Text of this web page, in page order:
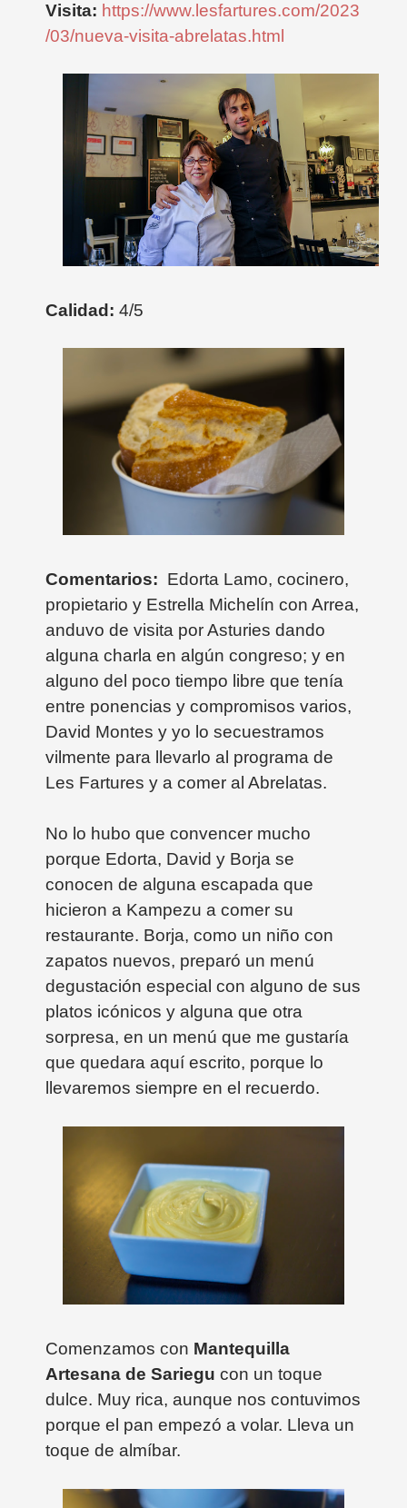
Visita: https://www.lesfartures.com/2023
/03/nueva-visita-abrelatas.html
Calidad: 4/5
Comentarios: Edorta Lamo, cocinero,
propietario y Estrella Michelín con Arrea,
anduvo de visita por Asturies dando
alguna charla en algún congreso; y en
alguno del poco tiempo libre que tenía
entre ponencias y compromisos varios,
David Montes y yo lo secuestramos
vilmente para llevarlo al programa de
Les Fartures y a comer al Abrelatas.
No lo hubo que convencer mucho
porque Edorta, David y Borja se
conocen de alguna escapada que
hicieron a Kampezu a comer su
restaurante. Borja, como un niño con
zapatos nuevos, preparó un menú
degustación especial con alguno de sus
platos icónicos y alguna que otra
sorpresa, en un menú que me gustaría
que quedara aquí escrito, porque lo
llevaremos siempre en el recuerdo.
Comenzamos con Mantequilla
Artesana de Sariegu con un toque
dulce. Muy rica, aunque nos contuvimos
porque el pan empezó a volar. Lleva un
toque de almíbar.